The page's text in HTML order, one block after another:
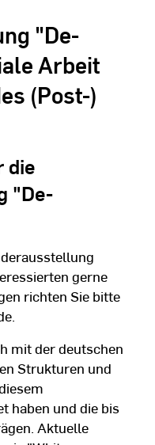
"De-
Arbeit
(Post-)
die
"De-
gerne
richten Sie bitte
mit der deutschen
Strukturen und
haben und die bis
Aktuelle